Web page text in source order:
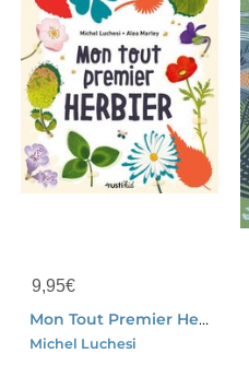
9,95€
Mon Tout Premier Herbier
Michel Luchesi